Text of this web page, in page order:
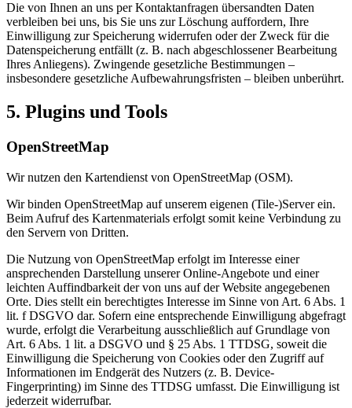
Die von Ihnen an uns per Kontaktanfragen übersandten Daten
verbleiben bei uns, bis Sie uns zur Löschung auffordern, Ihre
Einwilligung zur Speicherung widerrufen oder der Zweck für die
Datenspeicherung entfällt (z. B. nach abgeschlossener Bearbeitung
Ihres Anliegens). Zwingende gesetzliche Bestimmungen –
insbesondere gesetzliche Aufbewahrungsfristen – bleiben unberührt.
5. Plugins und Tools
OpenStreetMap
Wir nutzen den Kartendienst von OpenStreetMap (OSM).
Wir binden OpenStreetMap auf unserem eigenen (Tile-)Server ein.
Beim Aufruf des Kartenmaterials erfolgt somit keine Verbindung zu
den Servern von Dritten.
Die Nutzung von OpenStreetMap erfolgt im Interesse einer
ansprechenden Darstellung unserer Online-Angebote und einer
leichten Auffindbarkeit der von uns auf der Website angegebenen
Orte. Dies stellt ein berechtigtes Interesse im Sinne von Art. 6 Abs. 1
lit. f DSGVO dar. Sofern eine entsprechende Einwilligung abgefragt
wurde, erfolgt die Verarbeitung ausschließlich auf Grundlage von
Art. 6 Abs. 1 lit. a DSGVO und § 25 Abs. 1 TTDSG, soweit die
Einwilligung die Speicherung von Cookies oder den Zugriff auf
Informationen im Endgerät des Nutzers (z. B. Device-
Fingerprinting) im Sinne des TTDSG umfasst. Die Einwilligung ist
jederzeit widerrufbar.